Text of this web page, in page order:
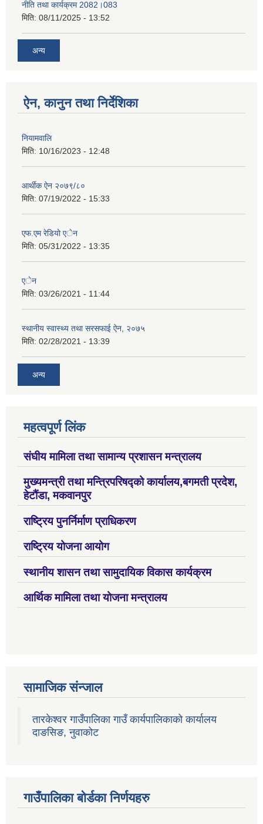
नीति तथा कार्यक्रम 2082।083
मिति: 08/11/2025 - 13:52
अन्य
ऐन, कानुन तथा निर्देशिका
नियामवालि
मिति: 10/16/2023 - 12:48
आर्थीक ऐन २०७९/८०
मिति: 07/19/2022 - 15:33
एफ.एम रेडियो एेन
मिति: 05/31/2022 - 13:35
एेन
मिति: 03/26/2021 - 11:44
स्थानीय स्वास्थ्य तथा सरसफाई ऐन, २०७५
मिति: 02/28/2021 - 13:39
अन्य
महत्वपूर्ण लिंक
संघीय मामिला तथा सामान्य प्रशासन मन्त्रालय
मुख्यमन्त्री तथा मन्त्रिपरिषद्को कार्यालय,बगमती प्रदेश,
हेटौंडा, मकवानपुर
राष्ट्रिय पुनर्निर्माण प्राधिकरण
राष्ट्रिय योजना आयोग
स्थानीय शासन तथा सामुदायिक विकास कार्यक्रम
आर्थिक मामिला तथा योजना मन्त्रालय
सामाजिक संन्जाल
तारकेश्वर गाउँपालिका गाउँ कार्यपालिकाको कार्यालय
दाङसिङ, नुवाकोट
गाउँपालिका बोर्डका निर्णयहरु